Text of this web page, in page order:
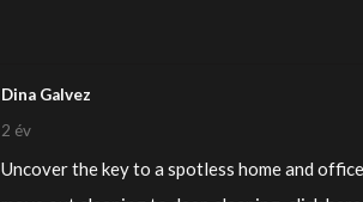
Dina Galvez
2 év
Uncover the key to a spotless home and